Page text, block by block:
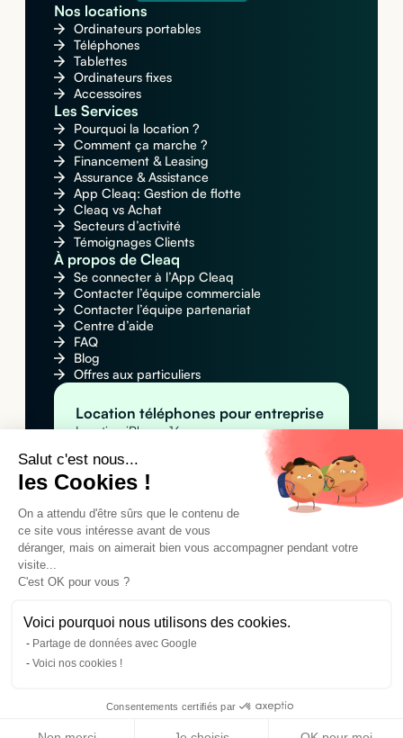
Salut c'est nous...
les Cookies !
On a attendu d'être sûrs que le contenu de
ce site vous intéresse avant de vous
déranger, mais on aimerait bien vous accompagner pendant votre
visite...
C'est OK pour vous ?
Voici pourquoi nous utilisons des cookies.
Partage de données avec Google
Voici nos cookies !
Consentements certifiés par
Nos locations
Ordinateurs portables
Téléphones
Tablettes
Ordinateurs fixes
Accessoires
Les Services
Pourquoi la location ?
Comment ça marche ?
Financement & Leasing
Assurance & Assistance
App Cleaq: Gestion de flotte
Cleaq vs Achat
Secteurs d’activité
Témoignages Clients
À propos de Cleaq
Se connecter à l’App Cleaq
Contacter l’équipe commerciale
Contacter l’équipe partenariat
Centre d’aide
FAQ
Blog
Offres aux particuliers
Location téléphones pour entreprise
Location iPhone 16
Location Samsung Galaxy S25
Location MacBook pour entreprise
Location Apple MacBook Pro 14" M4
Location Apple MacBook Air M4
Location MacBook Air 15" M4
Location tablettes pour entreprise
Location Apple iPad Pro 11" M4 (Wi-Fi +
Location Samsung Galaxy Tab A9+
©2024 Cleaq SAS. Tous droits réservés.
Conditions générales d'utilisation
Politique de confidentialité